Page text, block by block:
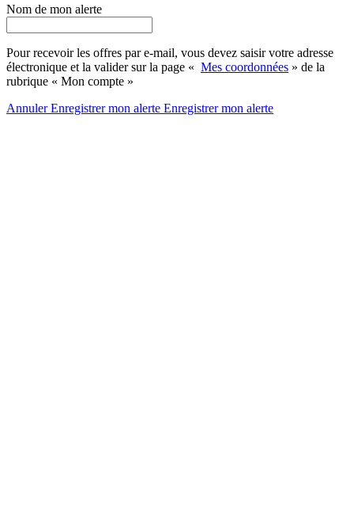
Nom de mon alerte
Pour recevoir les offres par e-mail, vous devez saisir votre adresse
électronique et la valider sur la page « Mes coordonnées » de la
rubrique « Mon compte »
AnnulerEnregistrer mon alerte Enregistrermon alerte